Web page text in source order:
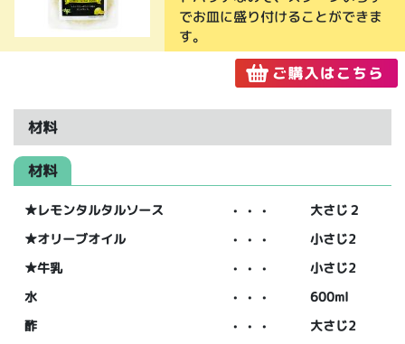
でお皿に盛り付けることができま
す。
材料
材料
★レモンタルタルソース ・・・
大さじ２
★オリーブオイル
・・・
小さじ2
★牛乳
・・・
小さじ2
水
・・・
600ml
酢
・・・
大さじ2